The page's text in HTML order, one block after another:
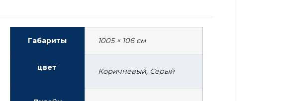
Габариты 1005 × 106 см
цвет Коричневый, Серый